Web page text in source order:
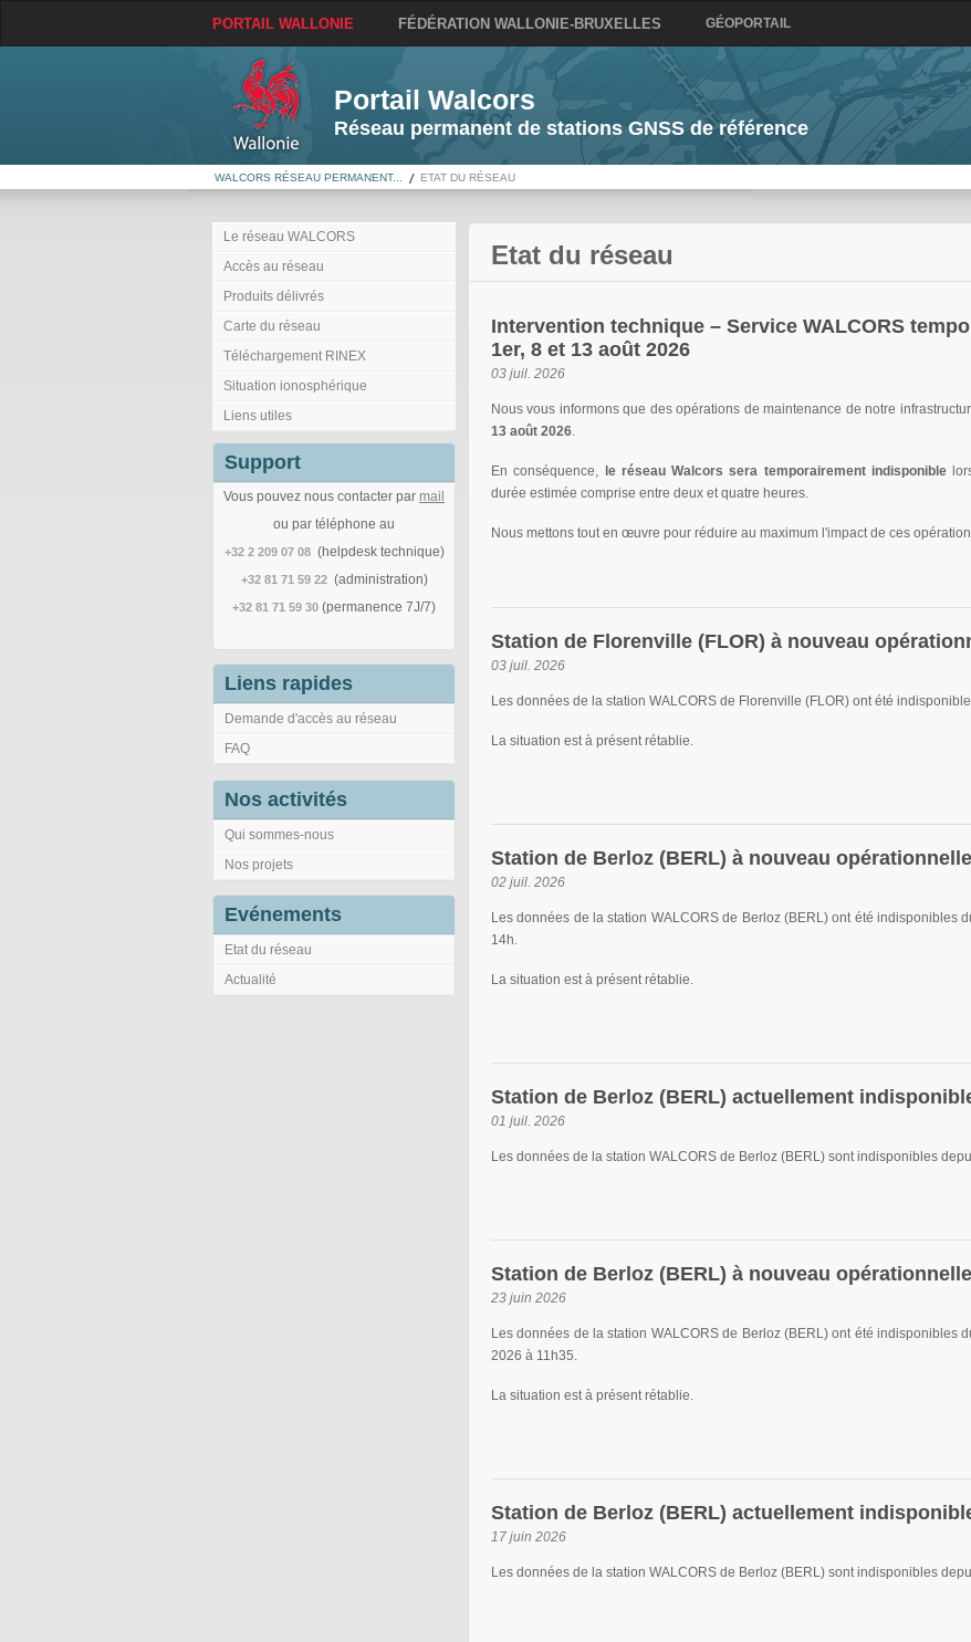
PORTAIL WALLONIE FÉDÉRATION WALLONIE-BRUXELLES GÉOPORTAIL
Portail Walcors
Réseau permanent de stations GNSS de référence
WALCORS RÉSEAU PERMANENT... ETAT DU RÉSEAU
Le réseau WALCORS
Accès au réseau
Produits délivrés
Carte du réseau
Téléchargement RINEX
Situation ionosphérique
Liens utiles
Support
Vous pouvez nous contacter par mail
ou par téléphone au
+32 2 209 07 08 (helpdesk technique)
+32 81 71 59 22 (administration)
+32 81 71 59 30 (permanence 7J/7)
Liens rapides
Demande d'accès au réseau
FAQ
Nos activités
Qui sommes-nous
Nos projets
Evénements
Etat du réseau
Actualité
Etat du réseau
Intervention technique – Service WALCORS
1er, 8 et 13 août 2026
03 juil. 2026
Nous vous informons que des opérations de maintenance de notre
13 août 2026.
En conséquence, le réseau Walcors sera temporairement indisponible
durée estimée comprise entre deux et quatre heures.
Nous mettons tout en œuvre pour réduire au maximum l'impact de ces
Station de Florenville (FLOR) à nouveau
03 juil. 2026
Les données de la station WALCORS de Florenville (FLOR) ont été
La situation est à présent rétablie.
Station de Berloz (BERL) à nouveau opérationnelle
02 juil. 2026
Les données de la station WALCORS de Berloz (BERL) ont été indisponibles
14h.
La situation est à présent rétablie.
Station de Berloz (BERL) actuellement
01 juil. 2026
Les données de la station WALCORS de Berloz (BERL) sont indisponibles
Station de Berloz (BERL) à nouveau opérationnelle
23 juin 2026
Les données de la station WALCORS de Berloz (BERL) ont été indisponibles
2026 à 11h35.
La situation est à présent rétablie.
Station de Berloz (BERL) actuellement
17 juin 2026
Les données de la station WALCORS de Berloz (BERL) sont indisponibles